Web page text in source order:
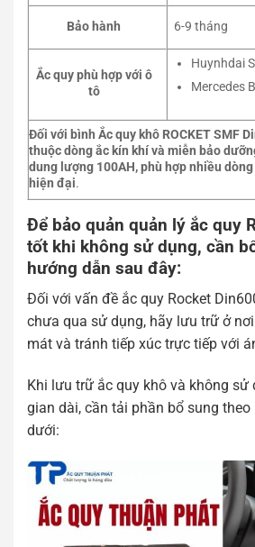
Bảo hành 6-9 tháng
Ắc quy phù hợp với ô
tô
Huynhdai
Mercedes
Đối với bình Ắc quy khô ROCKET SMF
thuộc dòng ắc kín khí và miễn bảo
dung lượng 100AH, phù hợp nhiều
hiện đại.
Để bảo quản quản lý ắc quy
tốt khi không sử dụng, cần
hướng dẫn sau đây:
Đối với vấn đề ắc quy Rocket
chưa qua sử dụng, hãy lưu trữ ở
mát và tránh tiếp xúc trực tiếp với
Khi lưu trữ ắc quy khô và không sử
gian dài, cần tải phần bổ sung
dưới: